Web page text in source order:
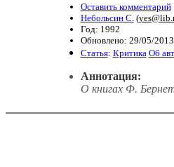
Оставить комментарий
Небольсин С. (
Год: 1992
Обновлено: 29/05/
Статья: Критика Об
Аннотация:
О книгах Ф.